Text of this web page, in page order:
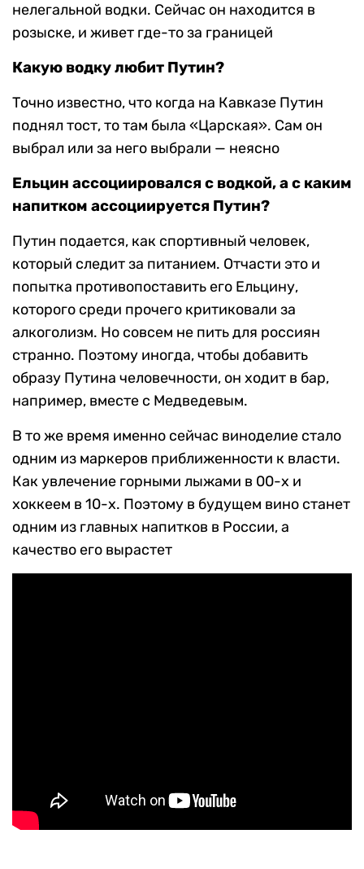
нелегальной водки. Сейчас он находится в
розыске, и живет где-то за границей
Какую водку любит Путин?
Точно известно, что когда на Кавказе Путин
поднял тост, то там была «Царская». Сам он
выбрал или за него выбрали — неясно
Ельцин ассоциировался с водкой, а с каким
напитком ассоциируется Путин?
Путин подается, как спортивный человек,
который следит за питанием. Отчасти это и
попытка противопоставить его Ельцину,
которого среди прочего критиковали за
алкоголизм. Но совсем не пить для россиян
странно. Поэтому иногда, чтобы добавить
образу Путина человечности, он ходит в бар,
например, вместе с Медведевым.
В то же время именно сейчас виноделие стало
одним из маркеров приближенности к власти.
Как увлечение горными лыжами в 00-х и
хоккеем в 10-х. Поэтому в будущем вино станет
одним из главных напитков в России, а
качество его вырастет